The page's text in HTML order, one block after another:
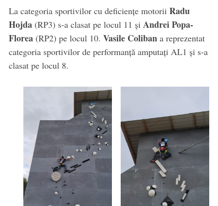
La categoria sportivilor cu deficiențe motorii Radu
Hojda(RP3) s-a clasat pe locul 11 și Andrei Popa-
Florea(RP2) pe locul 10. Vasile Colibana reprezentat
categoria sportivilor de performanță amputați AL1 și s-a
clasat pe locul 8.